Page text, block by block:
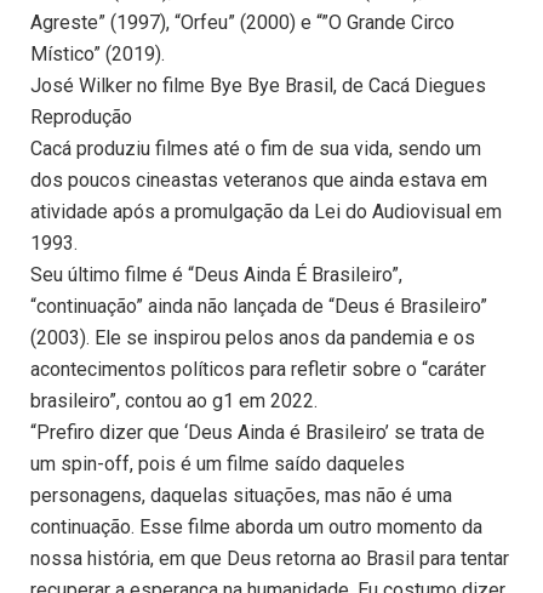
Agreste” (1997), “Orfeu” (2000) e “”O Grande Circo
Místico” (2019).
José Wilker no filme Bye Bye Brasil, de Cacá Diegues
Reprodução
Cacá produziu filmes até o fim de sua vida, sendo um
dos poucos cineastas veteranos que ainda estava em
atividade após a promulgação da Lei do Audiovisual em
1993.
Seu último filme é “Deus Ainda É Brasileiro”,
“continuação” ainda não lançada de “Deus é Brasileiro”
(2003). Ele se inspirou pelos anos da pandemia e os
acontecimentos políticos para refletir sobre o “caráter
brasileiro”, contou ao g1 em 2022.
“Prefiro dizer que ‘Deus Ainda é Brasileiro’ se trata de
um spin-off, pois é um filme saído daqueles
personagens, daquelas situações, mas não é uma
continuação. Esse filme aborda um outro momento da
nossa história, em que Deus retorna ao Brasil para tentar